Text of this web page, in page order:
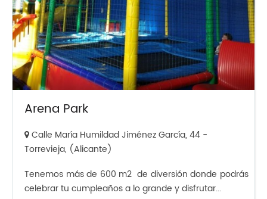
Arena Park
Calle María Humildad Jiménez García, 44 -
Torrevieja, (Alicante)
Tenemos más de 600 m2 de diversión donde podrás
celebrar tu cumpleaños a lo grande y disfrutar...